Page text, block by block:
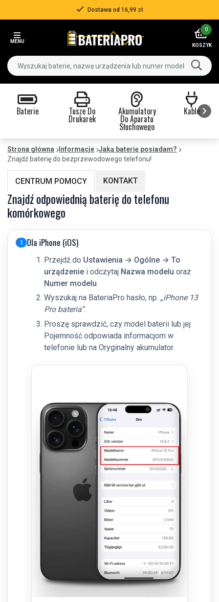
Dostawa od 16,99 zł
MENU
0
KOSZYK
Baterie Tusze Do
Drukarek
Akumulatory
Do Aparatu
Słuchowego
Kable
Strona główna Informacje Jaką baterię posiadam?
Znajdź baterię do bezprzewodowego telefonu!
CENTRUM POMOCY KONTAKT
Znajdź odpowiednią baterię do telefonu
komórkowego
1 Dla iPhone (iOS)
Przejdź do Ustawienia → Ogólne → To
urządzeniei odczytaj Nazwa modelu oraz
Numer modelu.
Wyszukaj na BateriaPro hasło, np. „iPhone 13
Pro bateria”.
Proszę sprawdzić, czy model baterii lub jej
Pojemność odpowiada informacjom w
telefonie lub na Oryginalny akumulator.